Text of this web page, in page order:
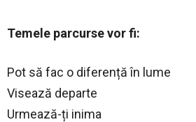
Temele parcurse vor fi:
Pot să fac o diferență în lume
Visează departe
Urmează-ți inima